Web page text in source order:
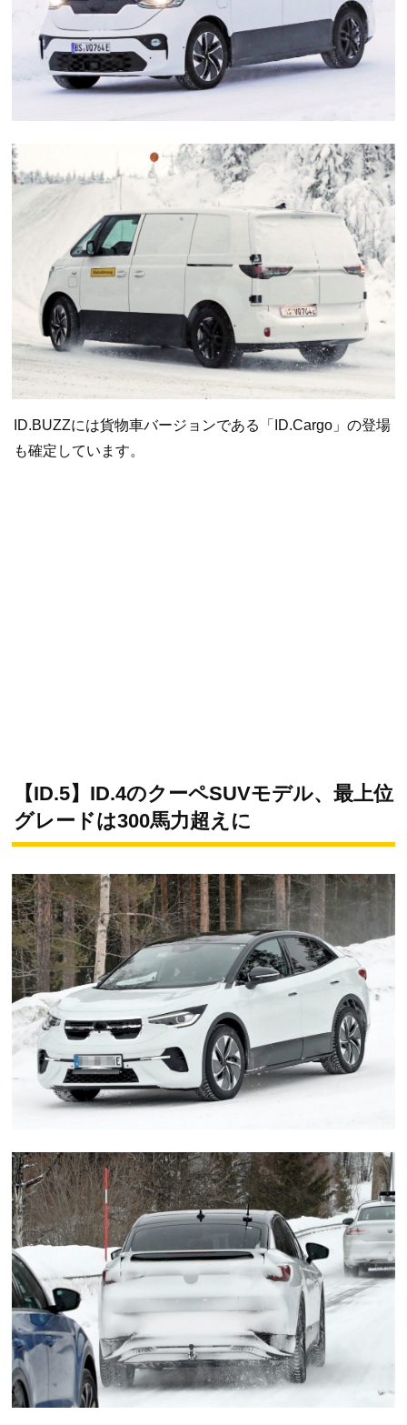
ID.BUZZには貨物車バージョンである「ID.Cargo」の登場
も確定しています。
【ID.5】ID.4のクーペSUVモデル、最上位
グレードは300馬力超えに